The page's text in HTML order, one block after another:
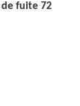
fuite 72